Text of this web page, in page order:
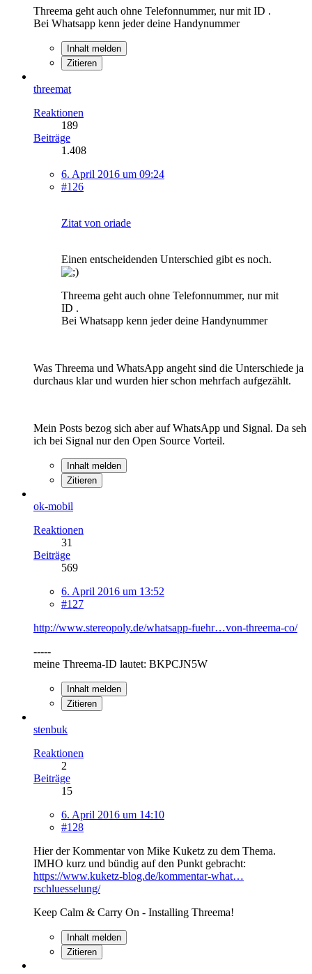
Threema geht auch ohne Telefonnummer, nur mit ID .
Bei Whatsapp kenn jeder deine Handynummer
Inhalt melden
Zitieren
threemat
Reaktionen
189
Beiträge
1.408
6. April 2016 um 09:24
#126
Zitat von oriade
Einen entscheidenden Unterschied gibt es noch.
Threema geht auch ohne Telefonnummer, nur mit
ID .
Bei Whatsapp kenn jeder deine Handynummer
Was Threema und WhatsApp angeht sind die Unterschiede ja
durchaus klar und wurden hier schon mehrfach aufgezählt.
Mein Posts bezog sich aber auf WhatsApp und Signal. Da seh
ich bei Signal nur den Open Source Vorteil.
Inhalt melden
Zitieren
ok-mobil
Reaktionen
31
Beiträge
569
6. April 2016 um 13:52
#127
http://www.stereopoly.de/whatsapp-fuehr…von-threema-co/
-----
meine Threema-ID lautet: BKPCJN5W
Inhalt melden
Zitieren
stenbuk
Reaktionen
2
Beiträge
15
6. April 2016 um 14:10
#128
Hier der Kommentar von Mike Kuketz zu dem Thema.
IMHO kurz und bündig auf den Punkt gebracht:
https://www.kuketz-blog.de/kommentar-what…
rschluesselung/
Keep Calm & Carry On - Installing Threema!
Inhalt melden
Zitieren